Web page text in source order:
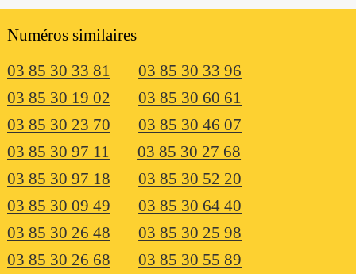
Numéros similaires
03 85 30 33 81
03 85 30 33 96
03 85 30 19 02
03 85 30 60 61
03 85 30 23 70
03 85 30 46 07
03 85 30 97 11
03 85 30 27 68
03 85 30 97 18
03 85 30 52 20
03 85 30 09 49
03 85 30 64 40
03 85 30 26 48
03 85 30 25 98
03 85 30 26 68
03 85 30 55 89